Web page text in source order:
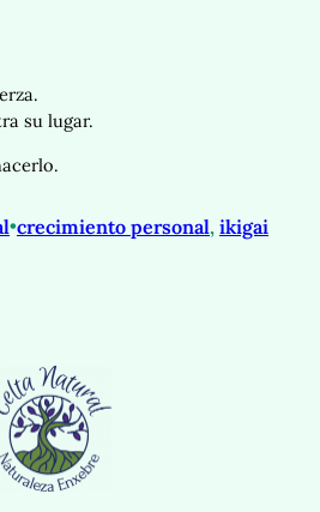
su lugar.
•crecimiento personal, ikigai